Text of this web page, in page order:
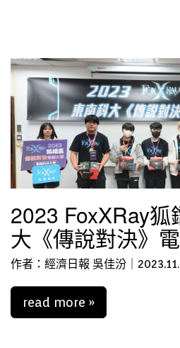
2023 FoxXRay狐
大《傳說對決》
作者：經濟日報 吳佳汾｜
read more »